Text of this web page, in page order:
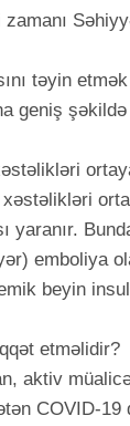
təyin
geniş
yaranır.
emboliya
beyin
etməlidir?
aktiv
COVID-19